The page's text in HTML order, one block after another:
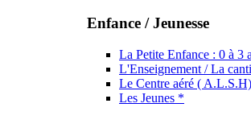
Enfance / Jeunesse
La Petite Enfance : 0 à 3
L'Enseignement / La
Le Centre aéré ( A.L.S.H)
Les Jeunes *